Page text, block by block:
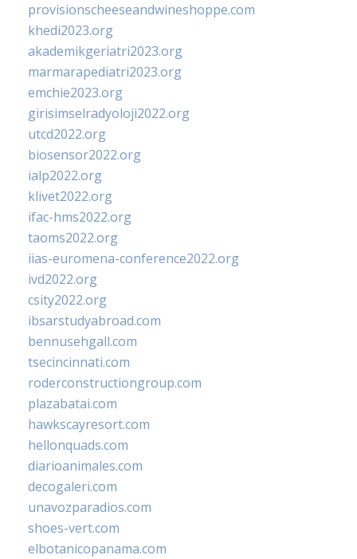
provisionscheeseandwineshoppe.com
khedi2023.org
akademikgeriatri2023.org
marmarapediatri2023.org
emchie2023.org
girisimselradyoloji2022.org
utcd2022.org
biosensor2022.org
ialp2022.org
klivet2022.org
ifac-hms2022.org
taoms2022.org
iias-euromena-conference2022.org
ivd2022.org
csity2022.org
ibsarstudyabroad.com
bennusehgall.com
tsecincinnati.com
roderconstructiongroup.com
plazabatai.com
hawkscayresort.com
hellonquads.com
diarioanimales.com
decogaleri.com
unavozparadios.com
shoes-vert.com
elbotanicopanama.com